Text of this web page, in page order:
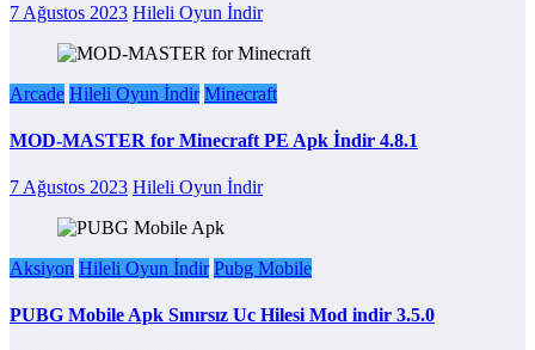
7 Ağustos 2023 Hileli Oyun İndir
Arcade Hileli Oyun İndir Minecraft
MOD-MASTER for Minecraft PE Apk İndir 4.8.1
7 Ağustos 2023 Hileli Oyun İndir
Aksiyon Hileli Oyun İndir Pubg Mobile
PUBG Mobile Apk Sınırsız Uc Hilesi Mod indir 3.5.0